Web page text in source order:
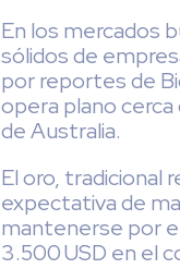
En los mercados
sólidos de
por reportes de
opera plano
de Australia.
El oro, tradicional
expectativa de
mantenerse por
3.500 USD en el